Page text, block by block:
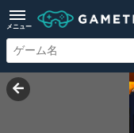
メニュー